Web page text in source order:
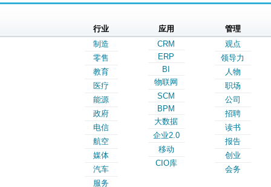
行业
制造
零售
教育
医疗
能源
政府
电信
航空
媒体
汽车
服务
应用
CRM
ERP
BI
物联网
SCM
BPM
大数据
企业2.0
移动
CIO库
管理
观点
领导力
人物
职场
公司
招聘
读书
报告
创业
会务